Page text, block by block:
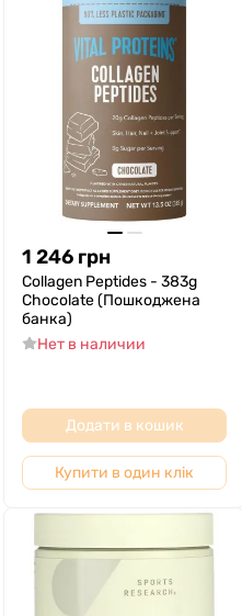
1 246 грн
Collagen Peptides - 383g
Chocolate (Пошкоджена
банка)
Нет в наличии
Додати в кошик
Купити в один клік